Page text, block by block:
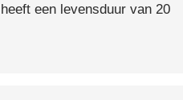
een levensduur van 20